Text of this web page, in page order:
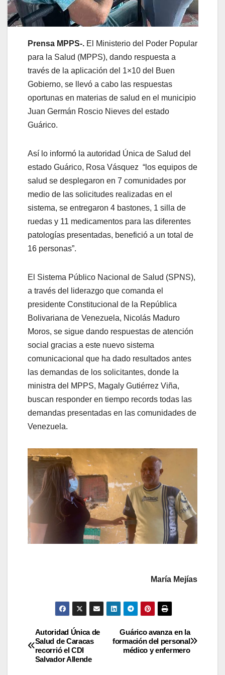
Prensa MPPS-. El Ministerio del Poder Popular
para la Salud (MPPS), dando respuesta a
través de la aplicación del 1×10 del Buen
Gobierno, se llevó a cabo las respuestas
oportunas en materias de salud en el municipio
Juan Germán Roscio Nieves del estado
Guárico.
Así lo informó la autoridad Única de Salud del
estado Guárico, Rosa Vásquez “los equipos de
salud se desplegaron en 7 comunidades por
medio de las solicitudes realizadas en el
sistema, se entregaron 4 bastones, 1 silla de
ruedas y 11 medicamentos para las diferentes
patologías presentadas, benefició a un total de
16 personas”.
El Sistema Público Nacional de Salud (SPNS),
a través del liderazgo que comanda el
presidente Constitucional de la República
Bolivariana de Venezuela, Nicolás Maduro
Moros, se sigue dando respuestas de atención
social gracias a este nuevo sistema
comunicacional que ha dado resultados antes
las demandas de los solicitantes, donde la
ministra del MPPS, Magaly Gutiérrez Viña,
buscan responder en tiempo records todas las
demandas presentadas en las comunidades de
Venezuela.
María Mejías
Guárico avanza en la
formación del personal
médico y enfermero
Autoridad Única de
Salud de Caracas
recorrió el CDI
Salvador Allende